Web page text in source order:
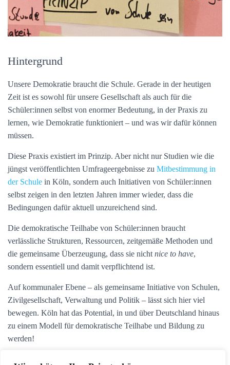
Hintergrund
Unsere Demokratie braucht die Schule. Gerade in der heutigen
Zeit ist es sowohl für unsere Gesellschaft als auch für die
Schüler:innen selbst von enormer Bedeutung, in der Praxis zu
lernen, wie Demokratie funktioniert – und was wir dafür können
müssen.
Diese Praxis existiert im Prinzip. Aber nicht nur Studien wie die
jüngst veröffentlichten Umfrageergebnisse zu Mitbestimmung in
der Schule in Köln, sondern auch Initiativen von Schüler:innen
selbst zeigen in den letzten Jahren immer wieder, dass die
Bedingungen dafür aktuell unzureichend sind.
Die demokratische Teilhabe von Schüler:innen braucht
verlässliche Strukturen, Ressourcen, zeitgemäße Methoden und
die gemeinsame Überzeugung, dass sie nicht nice to have,
sondern essentiell und damit verpflichtend ist.
Auf kommunaler Ebene – als gemeinsame Initiative von Schulen,
Zivilgesellschaft, Verwaltung und Politik – lässt sich hier viel
bewegen. Köln hat das Potential, in und über Deutschland hinaus
zu einem Modell für demokratische Teilhabe und Bildung zu
werden!